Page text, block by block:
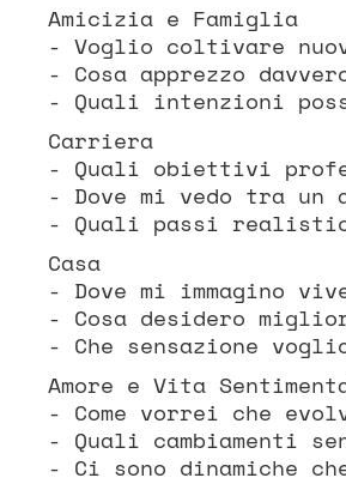
Amicizia e Famiglia
- Voglio coltivare
- Cosa apprezzo
- Quali intenzioni
Carriera
- Quali obiettivi
- Dove mi vedo tra un
- Quali passi
Casa
- Dove mi immagino
- Cosa desidero
- Che sensazione
Amore e Vita
- Come vorrei che
- Quali cambiamenti
- Ci sono dinamiche